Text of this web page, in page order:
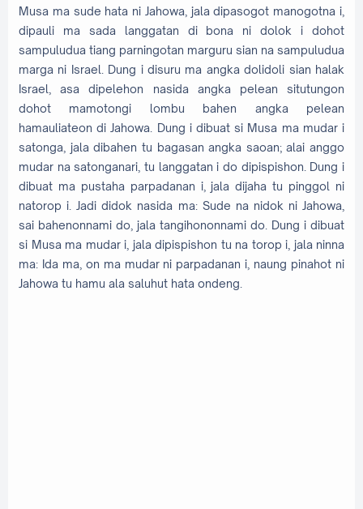
Musa ma sude hata ni Jahowa, jala dipasogot manogotna i,
dipauli ma sada langgatan di bona ni dolok i dohot
sampuludua tiang parningotan marguru sian na sampuludua
marga ni Israel. Dung i disuru ma angka dolidoli sian halak
Israel, asa dipelehon nasida angka pelean situtungon
dohot mamotongi lombu bahen angka pelean
hamauliateon di Jahowa. Dung i dibuat si Musa ma mudar i
satonga, jala dibahen tu bagasan angka saoan; alai anggo
mudar na satonganari, tu langgatan i do dipispishon. Dung i
dibuat ma pustaha parpadanan i, jala dijaha tu pinggol ni
natorop i. Jadi didok nasida ma: Sude na nidok ni Jahowa,
sai bahenonnami do, jala tangihononnami do. Dung i dibuat
si Musa ma mudar i, jala dipispishon tu na torop i, jala ninna
ma: Ida ma, on ma mudar ni parpadanan i, naung pinahot ni
Jahowa tu hamu ala saluhut hata ondeng.